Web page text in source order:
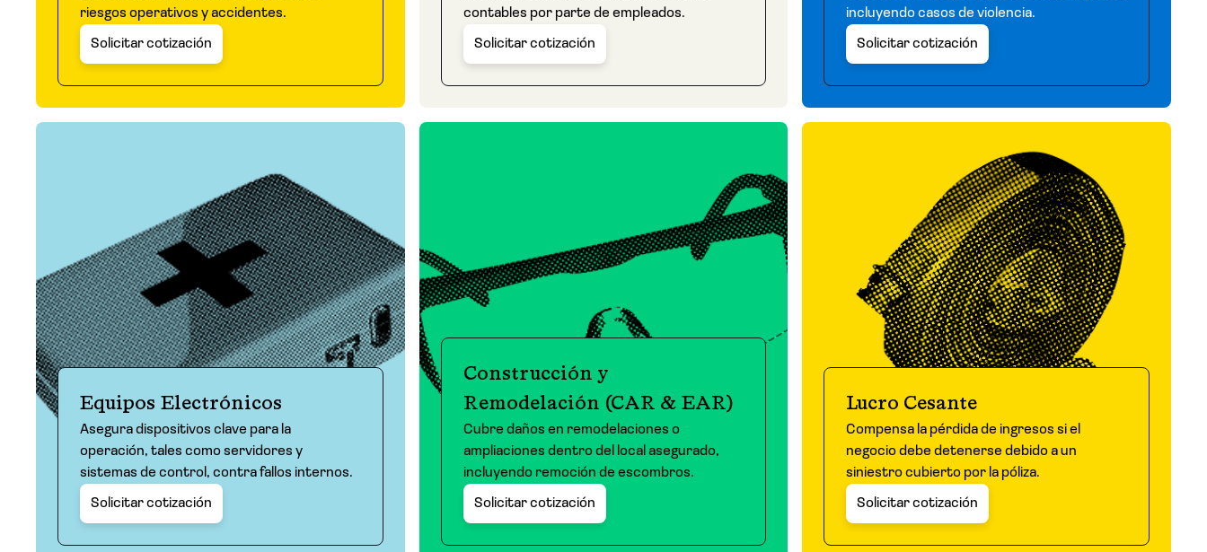
riesgos operativos y accidentes.
Solicitar cotización
contables por parte de empleados.
Solicitar cotización
incluyendo casos de violencia.
Solicitar cotización
Equipos Electrónicos
Asegura dispositivos clave para la
operación, tales como servidores y
sistemas de control, contra fallos internos.
Solicitar cotización
Construcción y
Remodelación (CAR & EAR)
Cubre daños en remodelaciones o
ampliaciones dentro del local asegurado,
incluyendo remoción de escombros.
Solicitar cotización
Lucro Cesante
Compensa la pérdida de ingresos si el
negocio debe detenerse debido a un
siniestro cubierto por la póliza.
Solicitar cotización